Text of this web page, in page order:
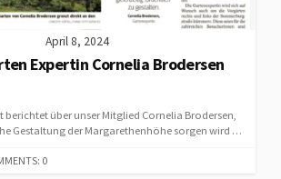
April 8, 2024
Expertin Cornelia Brodersen
berichtet über unser Mitglied Cornelia Brodersen,
Gestaltung der Margarethenhöhe sorgen wird …
0